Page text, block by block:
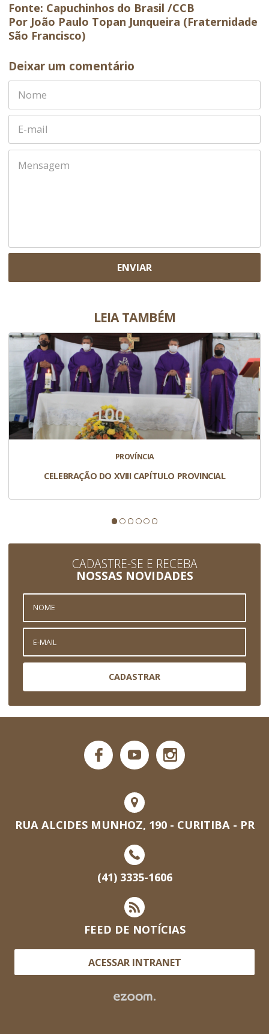
Fonte: Capuchinhos do Brasil /CCB
Por João Paulo Topan Junqueira (Fraternidade
São Francisco)
Deixar um comentário
ENVIAR
LEIA TAMBÉM
PROVÍNCIA
CELEBRAÇÃO DO XVIII CAPÍTULO PROVINCIAL
CADASTRE-SE E RECEBA
NOSSAS NOVIDADES
CADASTRAR
RUA ALCIDES MUNHOZ, 190 - CURITIBA - PR
(41) 3335-1606
FEED DE NOTÍCIAS
ACESSAR INTRANET